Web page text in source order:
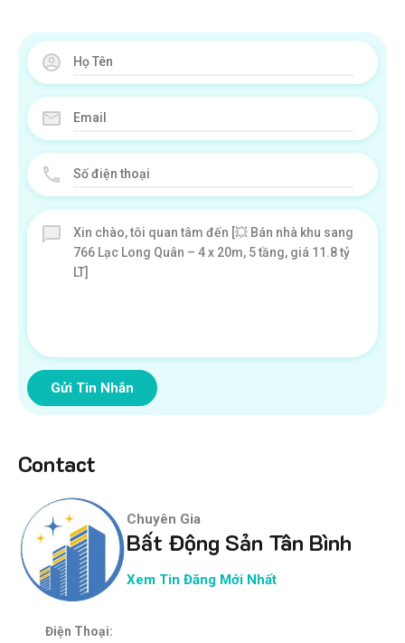
Gửi Tin Nhắn
Contact
Chuyên Gia
Bất Động Sản Tân Bình
Xem Tin Đăng Mới Nhất
Điện Thoại: